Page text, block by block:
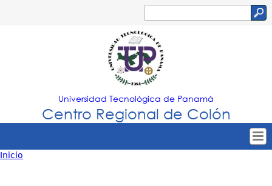
Jump to navigation
de
búsqueda
Universidad Tecnológica de Panamá
Centro Regional de Colón
Tropical
Inicio